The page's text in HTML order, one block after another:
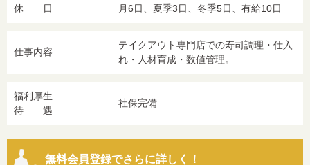
休 日 月6日、夏季3日、冬季5日、有給10日
仕事内容
テイクアウト専門店での寿司調理・仕入
れ・人材育成・数値管理。
福利厚生
待 遇
社保完備
無料会員登録でさらに詳しく！